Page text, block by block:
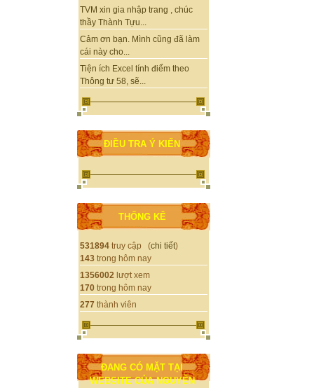
TVM xin gia nhập trang , chúc
thầy Thành Tựu...
Cảm ơn bạn. Mình cũng đã làm
cái này cho...
Tiện ích Excel tính điểm theo
Thông tư 58, sẽ...
ĐIỀU TRA Ý KIẾN
THỐNG KÊ
531894 truy cập (chi tiết)
143 trong hôm nay
1356002 lượt xem
170 trong hôm nay
277 thành viên
ĐANG CÓ MẶT TẠI
WEBSITE CỦA NGUYỄN